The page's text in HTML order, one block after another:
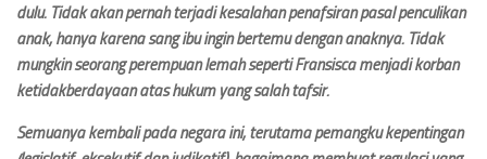
dulu. Tidak akan pernah terjadi kesalahan penafsiran pasal penculikan
anak, hanya karena sang ibu ingin bertemu dengan anaknya. Tidak
mungkin seorang perempuan lemah seperti Fransisca menjadi korban
ketidakberdayaan atas hukum yang salah tafsir.
Semuanya kembali pada negara ini, terutama pemangku kepentingan